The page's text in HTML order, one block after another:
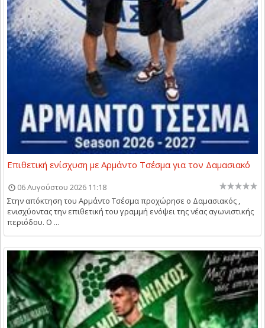
Επιθετική ενίσχυση με Αρμάντο Τσέσμα για τον Δαμασιακό
06 Αυγούστου 2026 11:18
Στην απόκτηση του Αρμάντο Τσέσμα προχώρησε ο Δαμασιακός ,
ενισχύοντας την επιθετική του γραμμή ενόψει της νέας αγωνιστικής
περιόδου. Ο ...